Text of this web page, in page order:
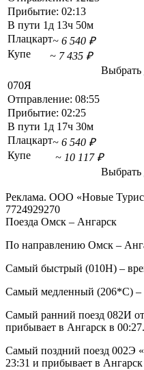
Прибытие: 02:13
В пути 1д 13ч 50м
Плацкарт~ 6 540 ₽
Купе
~ 7 435 ₽
Выбрать
070Я
Отправление: 08:55
Прибытие: 02:25
В пути 1д 17ч 30м
Плацкарт~ 6 540 ₽
Купе
~ 10 117 ₽
Выбрать
Реклама. ООО «Новые
7724929270
Поезда Омск – Ангарск
По направлению Омск –
Самый быстрый (010Н) –
Самый медленный (206*С) –
Самый ранний поезд 082И
прибывает в Ангарск в 00:27.
Самый поздний поезд 002Э
23:31 и прибывает в